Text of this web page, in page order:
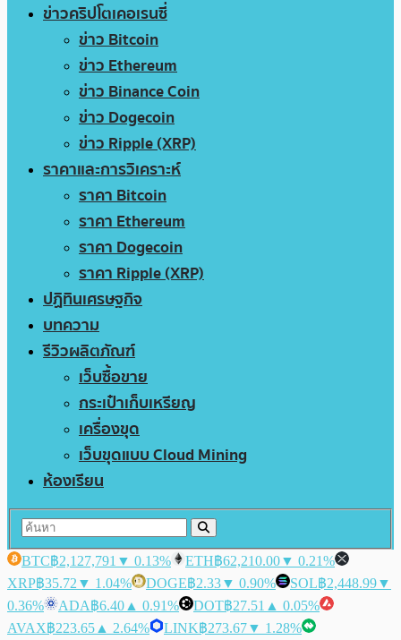
ข่าวคริปโตเคอเรนซี่
ข่าว Bitcoin
ข่าว Ethereum
ข่าว Binance Coin
ข่าว Dogecoin
ข่าว Ripple (XRP)
ราคาและการวิเคราะห์
ราคา Bitcoin
ราคา Ethereum
ราคา Dogecoin
ราคา Ripple (XRP)
ปฏิทินเศรษฐกิจ
บทความ
รีวิวผลิตภัณฑ์
เว็บซื้อขาย
กระเป๋าเก็บเหรียญ
เครื่องขุด
เว็บขุดแบบ Cloud Mining
ห้องเรียน
BTC฿2,127,791 ▼ 0.13% ETH฿62,210.00▼ 0.21%
XRP฿35.72 ▼ 1.04% DOGE฿2.33▼ 0.90% SOL฿2,448.99▼
0.36%
ADA฿6.40 ▲ 0.91% DOT฿27.51 ▲ 0.05%
AVAX฿223.65 ▲ 2.64% LINK฿273.67▼ 1.28%